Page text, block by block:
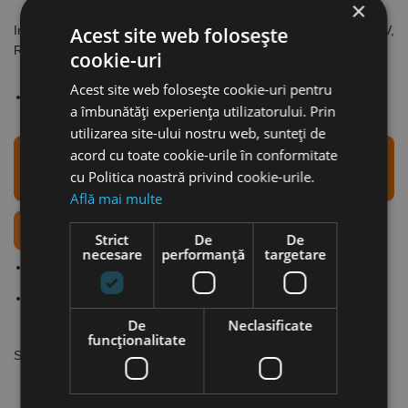
Interfata de prindere pentru disc suport pentru KSF 15V, RH 15 V,
RHODIUS
Se foloseste cu: masina de slefuit orbitala
Produse recomandate profesioniștilor, oferă maximum de
siguranță și confort în exploatare.
Raport optim preț / performanță.
Suport din poliuretan cu orificii. Pentru KSF 15 V.
×
Acest site web folosește
cookie-uri
Acest site web folosește cookie-uri pentru
a îmbunătăți experiența utilizatorului. Prin
utilizarea site-ului nostru web, sunteți de
acord cu toate cookie-urile în conformitate
cu Politica noastră privind cookie-urile.
Află mai multe
Strict
necesare
De
performanță
De
targetare
De
funcţionalitate
Neclasificate